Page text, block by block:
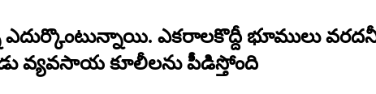
ఎకరాలకొద్దీ భూములు
వ్యవసాయ కూలీలను పీడిస్తోంది